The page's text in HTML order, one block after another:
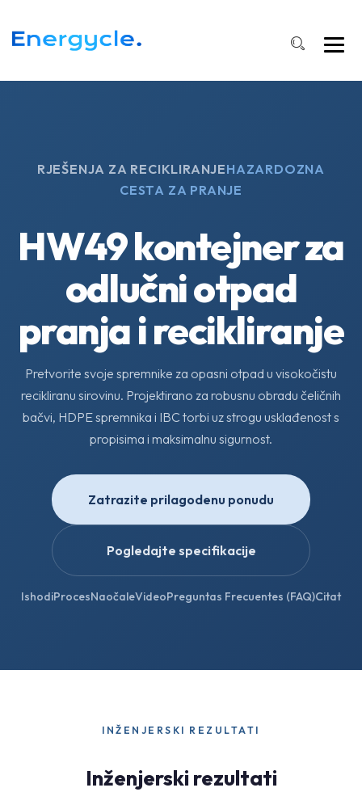
RJEŠENJA ZA RECIKLIRANJEHAZARDOZNA
CESTA ZA PRANJE
HW49 kontejner za
odlučni otpad
pranja i recikliranje
Pretvorite svoje spremnike za opasni otpad u visokočistu
recikliranu sirovinu. Projektirano za robusnu obradu čeličnih
bačvi, HDPE spremnika i IBC torbi uz strogu usklađenost s
propisima i maksimalnu sigurnost.
Zatrazite prilagodenu ponudu
Pogledajte specifikacije
IshodiProcesNaočaleVideoPreguntas Frecuentes (FAQ)Citat
INŽENJERSKI REZULTATI
Inženjerski rezultati